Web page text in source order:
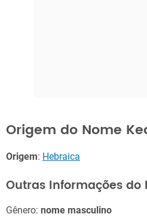
Origem do Nome
Origem: Hebraica
Outras Informações do
Gênero: nome masculino